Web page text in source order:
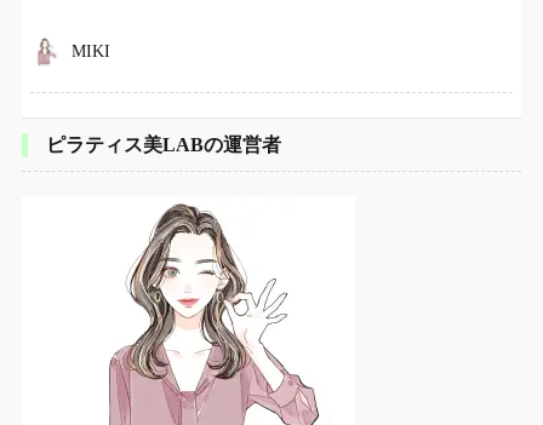
MIKI
ピラティス美LABの運営者